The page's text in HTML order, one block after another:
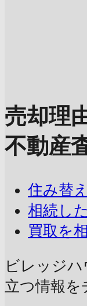
売却理
不動産
住み替
相続し
買取を
ビレッジ
立つ情報を